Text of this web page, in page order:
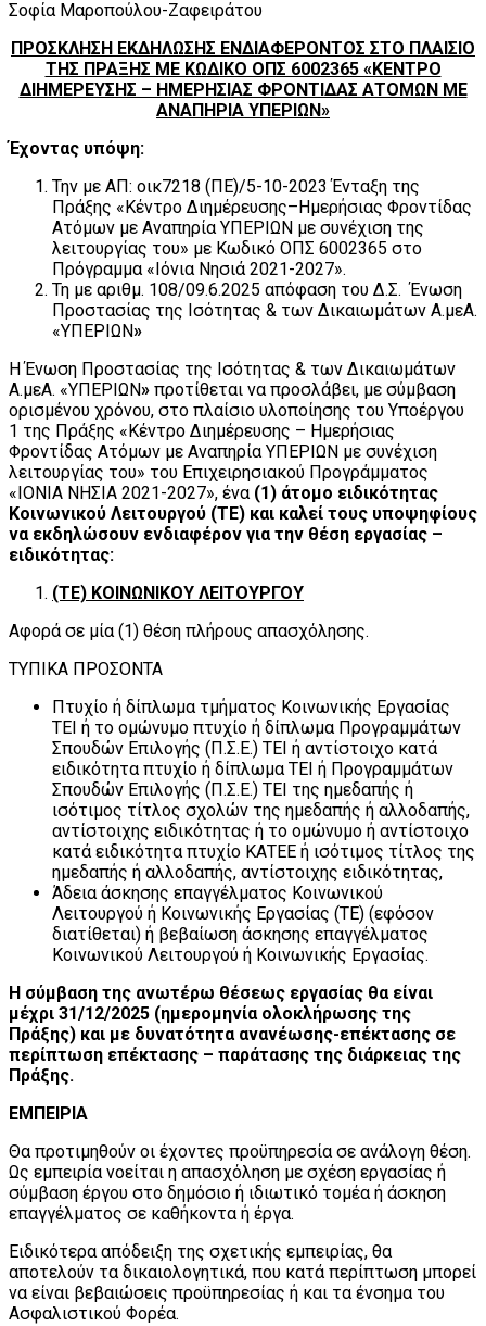
Σοφία Μαροπούλου-Ζαφειράτου
ΠΡΟΣΚΛΗΣΗ ΕΚΔΗΛΩΣΗΣ ΕΝΔΙΑΦΕΡΟΝΤΟΣ ΣΤΟ ΠΛΑΙΣΙΟ
ΤΗΣ ΠΡΑΞΗΣ ΜΕ ΚΩΔΙΚΟ ΟΠΣ 6002365 «ΚΕΝΤΡΟ
ΔΙΗΜΕΡΕΥΣΗΣ – ΗΜΕΡΗΣΙΑΣ ΦΡΟΝΤΙΔΑΣ ΑΤΟΜΩΝ ΜΕ
ΑΝΑΠΗΡΙΑ ΥΠΕΡΙΩΝ»
Έχοντας υπόψη:
Την με ΑΠ: οικ7218 (ΠΕ)/5-10-2023 Ένταξη της
Πράξης «Κέντρο Διημέρευσης–Ημερήσιας Φροντίδας
Ατόμων με Αναπηρία ΥΠΕΡΙΩΝ με συνέχιση της
λειτουργίας του» με Κωδικό ΟΠΣ 6002365 στο
Πρόγραμμα «Ιόνια Νησιά 2021-2027».
Τη με αριθμ. 108/09.6.2025 απόφαση του Δ.Σ. Ένωση
Προστασίας της Ισότητας & των Δικαιωμάτων Α.μεΑ.
«ΥΠΕΡΙΩΝ»
H Ένωση Προστασίας της Ισότητας & των Δικαιωμάτων
Α.μεΑ. «ΥΠΕΡΙΩΝ» προτίθεται να προσλάβει, με σύμβαση
ορισμένου χρόνου, στο πλαίσιο υλοποίησης του Υποέργου
1 της Πράξης «Κέντρο Διημέρευσης – Ημερήσιας
Φροντίδας Ατόμων με Αναπηρία ΥΠΕΡΙΩΝ με συνέχιση
λειτουργίας του» του Επιχειρησιακού Προγράμματος
«ΙΟΝΙΑ ΝΗΣΙΑ 2021-2027», ένα (1) άτομο ειδικότητας
Κοινωνικού Λειτουργού (ΤΕ) και καλεί τους υποψηφίους
να εκδηλώσουν ενδιαφέρον για την θέση εργασίας –
ειδικότητας:
(ΤΕ) ΚΟΙΝΩΝΙΚΟΥ ΛΕΙΤΟΥΡΓΟΥ
Αφορά σε μία (1) θέση πλήρους απασχόλησης.
ΤΥΠΙΚΑ ΠΡΟΣΟΝΤΑ
Πτυχίο ή δίπλωμα τμήματος Κοινωνικής Εργασίας
ΤΕΙ ή το ομώνυμο πτυχίο ή δίπλωμα Προγραμμάτων
Σπουδών Επιλογής (Π.Σ.Ε.) ΤΕΙ ή αντίστοιχο κατά
ειδικότητα πτυχίο ή δίπλωμα ΤΕΙ ή Προγραμμάτων
Σπουδών Επιλογής (Π.Σ.Ε.) ΤΕΙ της ημεδαπής ή
ισότιμος τίτλος σχολών της ημεδαπής ή αλλοδαπής,
αντίστοιχης ειδικότητας ή το ομώνυμο ή αντίστοιχο
κατά ειδικότητα πτυχίο ΚΑΤΕΕ ή ισότιμος τίτλος της
ημεδαπής ή αλλοδαπής, αντίστοιχης ειδικότητας,
Άδεια άσκησης επαγγέλματος Κοινωνικού
Λειτουργού ή Κοινωνικής Εργασίας (ΤΕ) (εφόσον
διατίθεται) ή βεβαίωση άσκησης επαγγέλματος
Κοινωνικού Λειτουργού ή Κοινωνικής Εργασίας.
Η σύμβαση της ανωτέρω θέσεως εργασίας θα είναι
μέχρι 31/12/2025 (ημερομηνία ολοκλήρωσης της
Πράξης) και με δυνατότητα ανανέωσης-επέκτασης σε
περίπτωση επέκτασης – παράτασης της διάρκειας της
Πράξης.
ΕΜΠΕΙΡΙΑ
Θα προτιμηθούν οι έχοντες προϋπηρεσία σε ανάλογη θέση.
Ως εμπειρία νοείται η απασχόληση με σχέση εργασίας ή
σύμβαση έργου στο δημόσιο ή ιδιωτικό τομέα ή άσκηση
επαγγέλματος σε καθήκοντα ή έργα.
Ειδικότερα απόδειξη της σχετικής εμπειρίας, θα
αποτελούν τα δικαιολογητικά, που κατά περίπτωση μπορεί
να είναι βεβαιώσεις προϋπηρεσίας ή και τα ένσημα του
Ασφαλιστικού Φορέα.